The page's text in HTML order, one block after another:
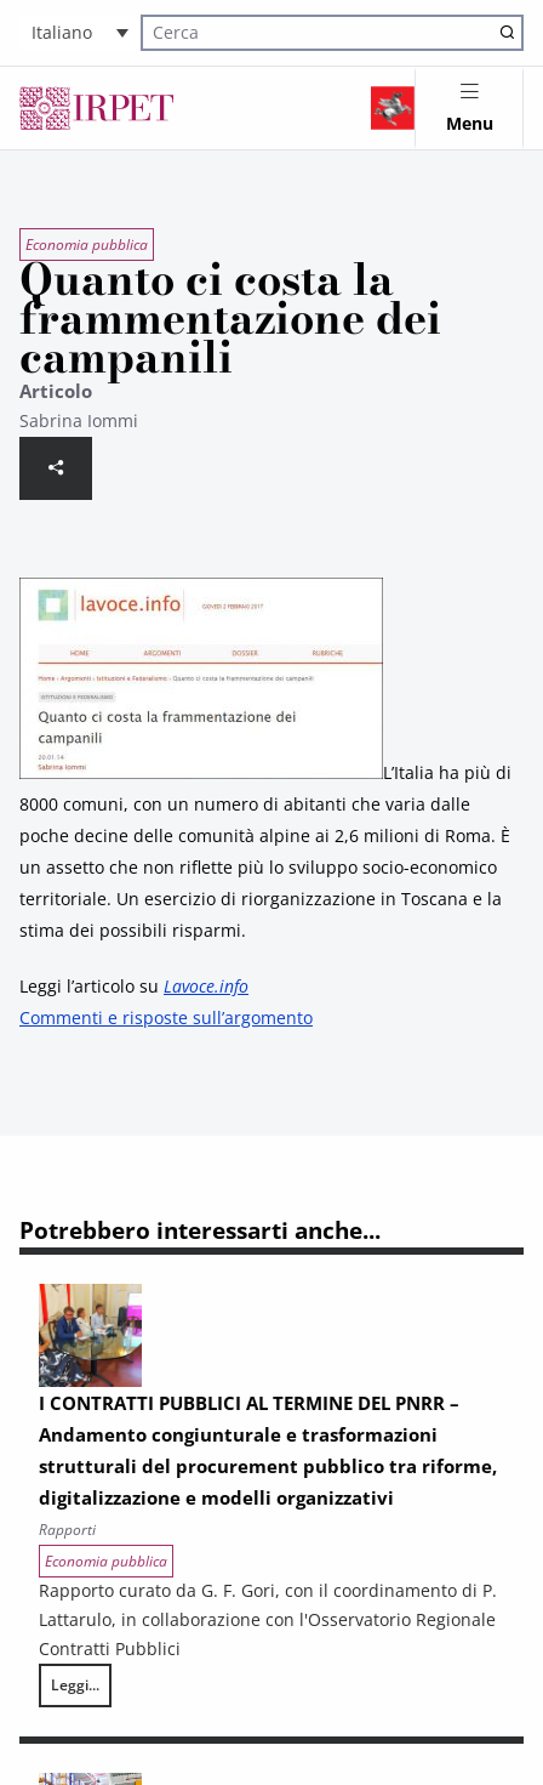
Italiano
Cerca nel sito
Menu
Economia pubblica
Quanto ci costa la
frammentazione dei
campanili
Articolo
Sabrina Iommi
L’Italia ha più di
8000 comuni, con un numero di abitanti che varia dalle
poche decine delle comunità alpine ai 2,6 milioni di Roma. È
un assetto che non riflette più lo sviluppo socio-economico
territoriale. Un esercizio di riorganizzazione in Toscana e la
stima dei possibili risparmi.
Leggi l’articolo su Lavoce.info
Commenti e risposte sull’argomento
Potrebbero interessarti anche...
I CONTRATTI PUBBLICI AL TERMINE DEL PNRR –
Andamento congiunturale e trasformazioni
strutturali del procurement pubblico tra riforme,
digitalizzazione e modelli organizzativi
Rapporti
Economia pubblica
Rapporto curato da G. F. Gori, con il coordinamento di P.
Lattarulo, in collaborazione con l'Osservatorio Regionale
Contratti Pubblici
Leggi...
I CONTRATTI PUBBLICI AL TERMINE DEL PNRR – Andamento